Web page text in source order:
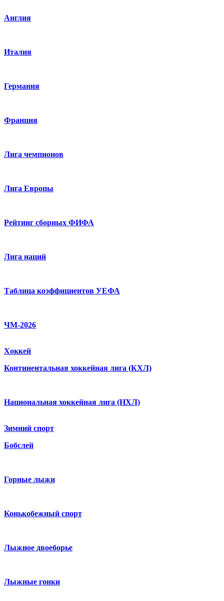
Англия
Италия
Германия
Франция
Лига чемпионов
Лига Европы
Рейтинг сборных ФИФА
Лига наций
Таблица коэффициентов УЕФА
ЧМ-2026
Хоккей
Континентальная хоккейная лига (КХЛ)
Национальная хоккейная лига (НХЛ)
Зимний спорт
Бобслей
Горные лыжи
Конькобежный спорт
Лыжное двоеборье
Лыжные гонки